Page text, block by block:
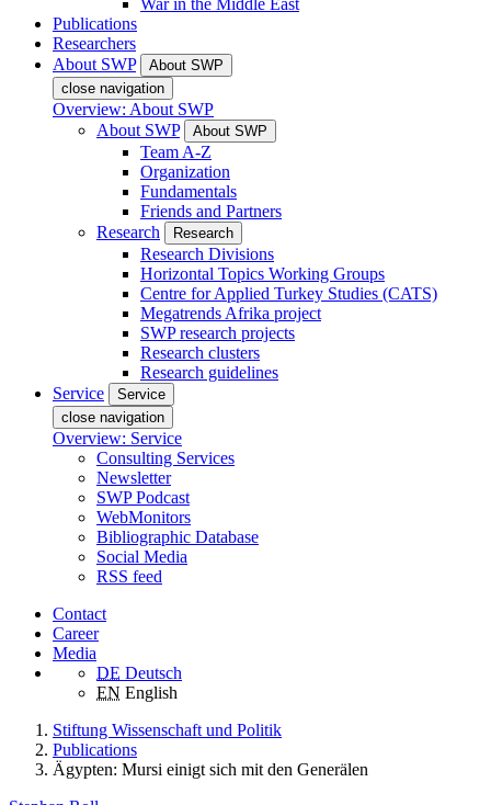
Publications
Researchers
About SWP
About SWP
close navigation
Overview: About SWP
About SWP
About SWP
Team A-Z
Organization
Fundamentals
Friends and Partners
Research
Research
Research Divisions
Horizontal Topics Working Groups
Centre for Applied Turkey Studies (CATS)
Megatrends Afrika project
SWP research projects
Research clusters
Research guidelines
Service
Service
close navigation
Overview: Service
Consulting Services
Newsletter
SWP Podcast
WebMonitors
Bibliographic Database
Social Media
RSS feed
Contact
Career
Media
DE Deutsch
EN English
Stiftung Wissenschaft und Politik
Publications
Ägypten: Mursi einigt sich mit den Generälen